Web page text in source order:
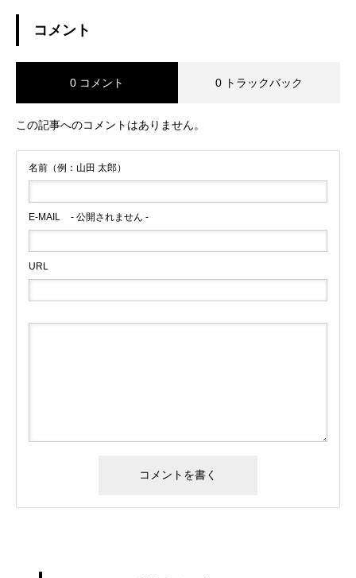
コメント
0 コメント 0 トラックバック
この記事へのコメントはありません。
名前（例：山田 太郎）
E-MAIL - 公開されません -
URL